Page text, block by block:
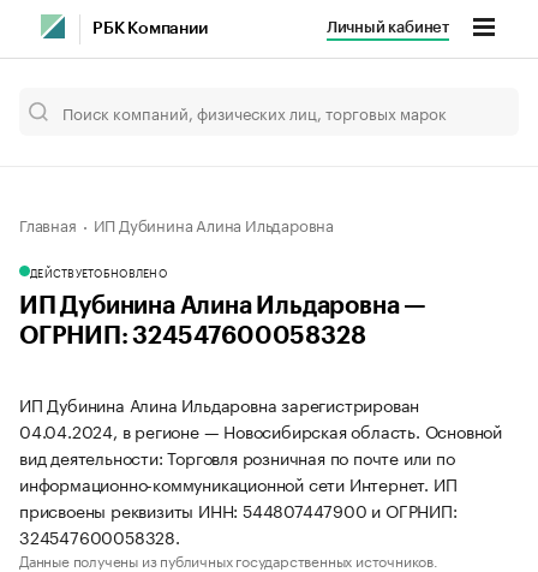
РБК Компании Личный кабинет
Главная ИП Дубинина Алина Ильдаровна
ДЕЙСТВУЕТОБНОВЛЕНО
ИП Дубинина Алина Ильдаровна —
ОГРНИП: 324547600058328
ИП Дубинина Алина Ильдаровна зарегистрирован
04.04.2024, в регионе — Новосибирская область. Основной
вид деятельности: Торговля розничная по почте или по
информационно-коммуникационной сети Интернет. ИП
присвоены реквизиты ИНН: 544807447900 и ОГРНИП:
324547600058328.
Данные получены из публичных государственных источников.